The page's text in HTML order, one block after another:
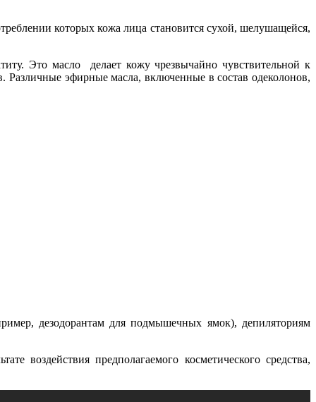
которых кожа лица становится сухой, шелушащейся,
Это масло делает кожу чрезвычайно чувствительной к
Различные эфирные масла, включенные в состав одеколонов,
дезодорантам для подмышечных ямок), депиляториям
воздействия предполагаемого косметического средства,